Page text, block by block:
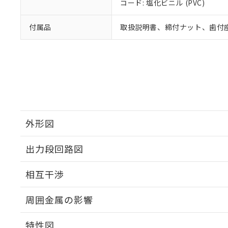
コード: 塩化ビニル (PVC)
付属品 取扱説明書、締付ナット、歯付
外形図
出力段回路図
相互干渉
周囲金属の影響
特性図